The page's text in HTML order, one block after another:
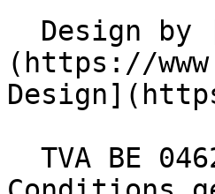
(https://